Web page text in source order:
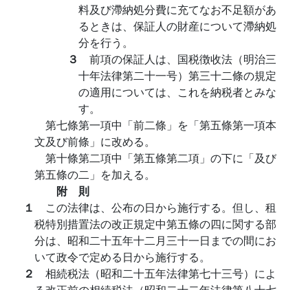
料及び滯納処分費に充てなお不足額があ
るときは、保証人の財産について滯納処
分を行う。
３ 前項の保証人は、国税徴收法（明治三
十年法律第二十一号）第三十二條の規定
の適用については、これを納税者とみな
す。
第七條第一項中「前二條」を「第五條第一項本
文及び前條」に改める。
第十條第二項中「第五條第二項」の下に「及び
第五條の二」を加える。
附 則
１ この法律は、公布の日から施行する。但し、租
税特別措置法の改正規定中第五條の四に関する部
分は、昭和二十五年十二月三十一日までの間にお
いて政令で定める日から施行する。
２ 相続税法（昭和二十五年法律第七十三号）によ